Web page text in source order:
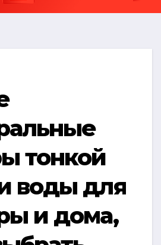
тонкой
воды для
и дома,